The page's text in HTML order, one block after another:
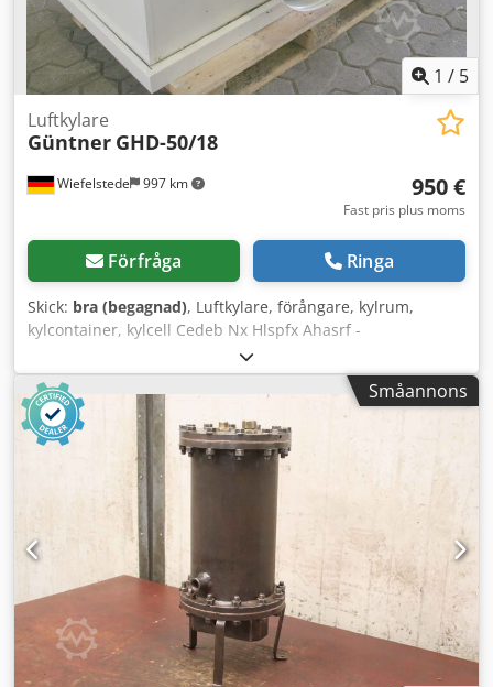
1 / 5
Wiefelstede 997 km
Luftkylare
Güntner GHD-50/18
950 €
Fast pris plus moms
Förfråga Ringa
Skick: bra (begagnad), Luftkylare, förångare, kylrum,
kylcontainer, kylcell Cedeb Nx Hlspfx Ahasrf -
Användningsområde: för anslutning till ett kylsystem -
Fläktdiameter: 500 mm -Tillåtet arbetstryck: 8 bar -Tillåten
arbetstemperatur: 100 °C -Tryck för minusgrader: 21 bar /
-60 °C -Volym: 13,2 liter -Lamellavstånd: 7 mm -Antal: 2
kylare tillgängliga -Pris: per styck -Mått: 1350/740/H700 mm
-Vikt: 174 kg/styck
Småannons